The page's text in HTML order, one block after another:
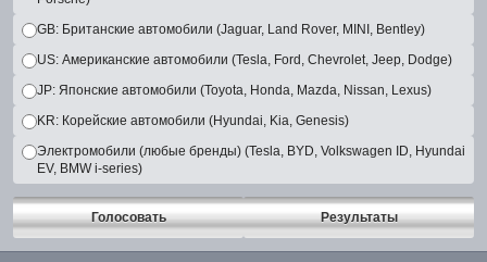
GB: Британские автомобили (Jaguar, Land Rover, MINI, Bentley)
US: Американские автомобили (Tesla, Ford, Chevrolet, Jeep, Dodge)
JP: Японские автомобили (Toyota, Honda, Mazda, Nissan, Lexus)
KR: Корейские автомобили (Hyundai, Kia, Genesis)
Электромобили (любые бренды) (Tesla, BYD, Volkswagen ID, Hyundai
EV, BMW i-series)
Голосовать Результаты